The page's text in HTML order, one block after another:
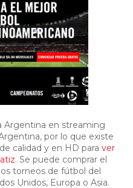
Argentina en streaming
por lo que existe
calidad y en HD para ver
. Se puede comprar el
torneos de fútbol del
Unidos, Europa o Asia.